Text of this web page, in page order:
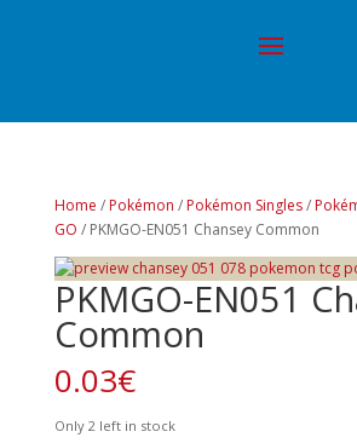
Home / Pokémon / Pokémon Singles/
GO / PKMGO-EN051 Chansey Common
PKMGO-EN051
Common
0.03€
Only 2 left in stock